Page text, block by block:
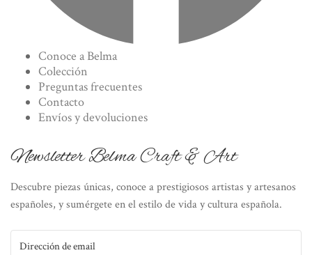
Conoce a Belma
Colección
Preguntas frecuentes
Contacto
Envíos y devoluciones
Newsletter Belma Craft & Art
Descubre piezas únicas, conoce a prestigiosos artistas y artesanos
españoles, y sumérgete en el estilo de vida y cultura española.